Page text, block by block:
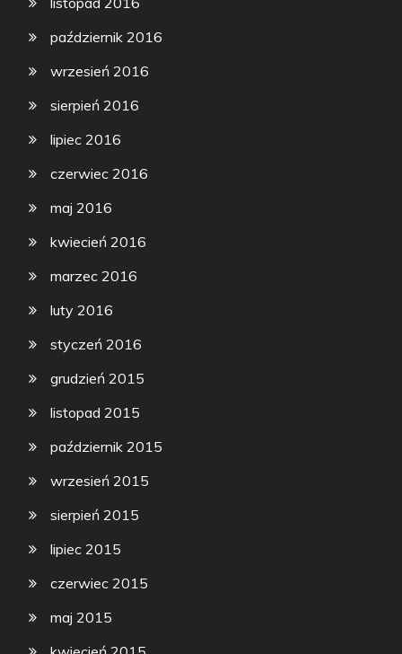
październik 2016
wrzesień 2016
sierpień 2016
lipiec 2016
czerwiec 2016
maj 2016
kwiecień 2016
marzec 2016
luty 2016
styczeń 2016
grudzień 2015
listopad 2015
październik 2015
wrzesień 2015
sierpień 2015
lipiec 2015
czerwiec 2015
maj 2015